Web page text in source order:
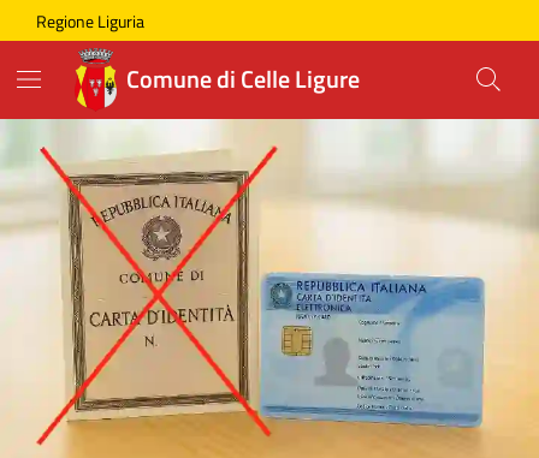
Skip to main content
Comune di Celle Ligure
Regione Liguria
Comune di Celle Ligure
Home page
Novità